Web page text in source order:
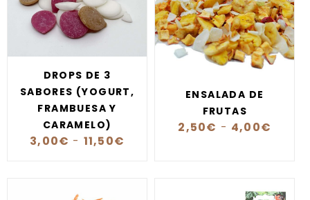
DROPS DE 3
SABORES (YOGURT,
FRAMBUESA Y
CARAMELO)
3,00€ - 11,50€
ENSALADA DE
FRUTAS
2,50€ - 4,00€